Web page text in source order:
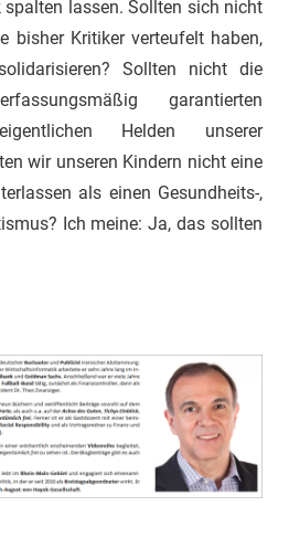
lassen. Sollten sich nicht
bisher Kritiker verteufelt haben,
Sollten nicht die
garantierten
Helden unserer
wir unseren Kindern nicht eine
als einen Gesundheits-,
Ich meine: Ja, das sollten